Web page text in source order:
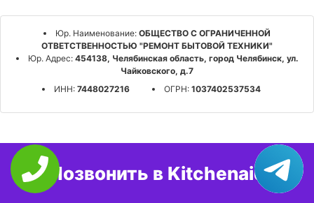
Юр. Наименование: ОБЩЕСТВО С ОГРАНИЧЕННОЙ
ОТВЕТСТВЕННОСТЬЮ "РЕМОНТ БЫТОВОЙ ТЕХНИКИ"
Юр. Адрес:454138, Челябинская область, город Челябинск, ул.
Чайковского, д.7
ИНН: 7448027216 ОГРН: 1037402537534
Позвонить в Kitchenaid